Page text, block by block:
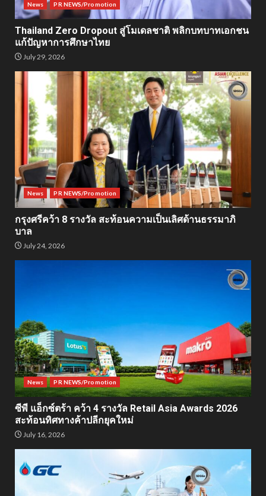
News PR NEWS/Promotion
Thailand Zero Dropout สู่โมเดลชาติ พลิกบทบาทเอกชน
แก้ปัญหาการศึกษาไทย
July 29, 2026
News PR NEWS/Promotion
กรุงศรีคว้า 8 รางวัล สะท้อนความเป็นเลิศด้านธรรมาภิ
บาล
July 24, 2026
News PR NEWS/Promotion
ซีพี แอ็กซ์ตร้า คว้า 4 รางวัล Retail Asia Awards 2026
สะท้อนทิศทางค้าปลีกยุคใหม่
July 16, 2026